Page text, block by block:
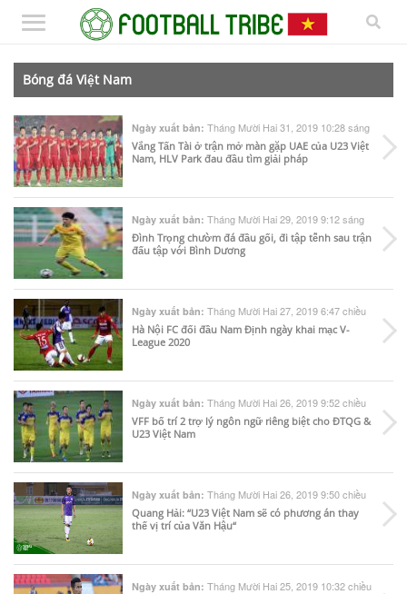
Bóng đá Việt Nam
Ngày xuất bản: Tháng Mười Hai 31, 2019 10:28 sáng
Vắng Tấn Tài ở trận mở màn gặp UAE của U23 Việt
Nam, HLV Park đau đầu tìm giải pháp
Ngày xuất bản: Tháng Mười Hai 29, 2019 9:12 sáng
Đình Trọng chườm đá đầu gối, đi tập tễnh sau trận
đấu tập với Bình Dương
Ngày xuất bản: Tháng Mười Hai 27, 2019 6:47 chiều
Hà Nội FC đối đầu Nam Định ngày khai mạc V-
League 2020
Ngày xuất bản: Tháng Mười Hai 26, 2019 9:52 chiều
VFF bố trí 2 trợ lý ngôn ngữ riêng biệt cho ĐTQG &
U23 Việt Nam
Ngày xuất bản: Tháng Mười Hai 26, 2019 9:50 chiều
Quang Hải: “U23 Việt Nam sẽ có phương án thay
thế vị trí của Văn Hậu“
Ngày xuất bản: Tháng Mười Hai 25, 2019 10:32 chiều